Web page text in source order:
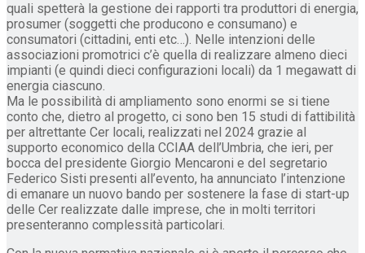
quali spetterà la gestione dei rapporti tra produttori di energia,
prosumer (soggetti che producono e consumano) e
consumatori (cittadini, enti etc…). Nelle intenzioni delle
associazioni promotrici c’è quella di realizzare almeno dieci
impianti (e quindi dieci configurazioni locali) da 1 megawatt di
energia ciascuno.
Ma le possibilità di ampliamento sono enormi se si tiene
conto che, dietro al progetto, ci sono ben 15 studi di fattibilità
per altrettante Cer locali, realizzati nel 2024 grazie al
supporto economico della CCIAA dell’Umbria, che ieri, per
bocca del presidente Giorgio Mencaroni e del segretario
Federico Sisti presenti all’evento, ha annunciato l’intenzione
di emanare un nuovo bando per sostenere la fase di start-up
delle Cer realizzate dalle imprese, che in molti territori
presenteranno complessità particolari.